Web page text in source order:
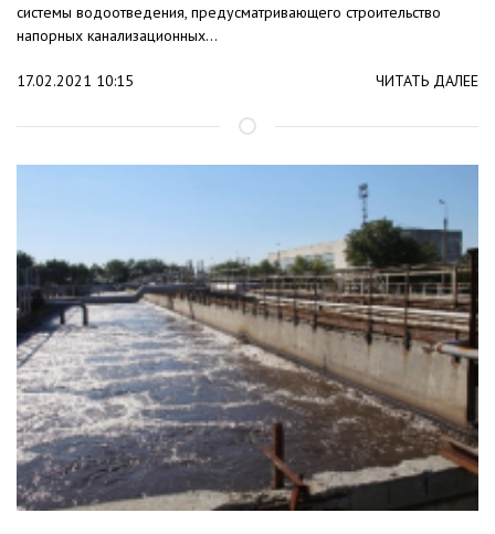
системы водоотведения, предусматривающего строительство
напорных канализационных...
17.02.2021 10:15 ЧИТАТЬ ДАЛЕЕ